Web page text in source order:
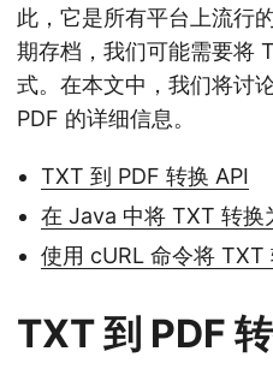
此，它是所有平台上流行
期存档，我们可能需要将
式。在本文中，我们将讨
PDF 的详细信息。
TXT 到 PDF 转换 API
在 Java 中将 TXT 转换
使用 cURL 命令将 TXT
TXT 到 PDF